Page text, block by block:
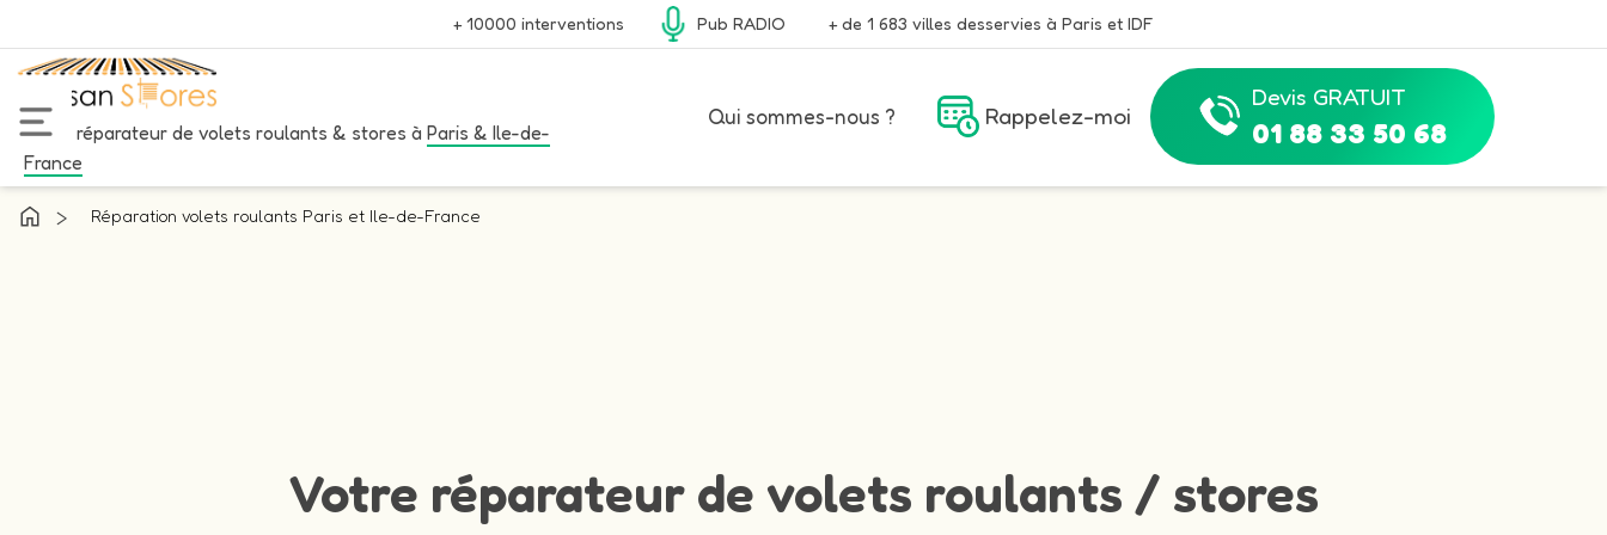
+ 10000 interventions Pub RADIO + de 1 683 villes desservies à Paris et IDF
Votre réparateur de volets roulants & stores à Paris & Ile-de-
France
Qui sommes-nous ? Rappelez-moi
Devis GRATUIT
01 88 33 50 68
> Réparation volets roulants Paris et Ile-de-France
Votre réparateur de volets roulants / stores